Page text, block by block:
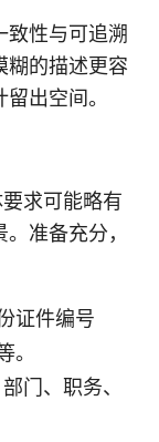
致性与可追溯
糊的描述更容
出空间。
求可能略有
准备充分，
证件编号
。
门、职务、